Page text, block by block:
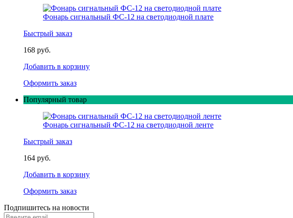
Фонарь сигнальный ФС-12 на светодиодной плате
Быстрый заказ
168 руб.
Добавить в корзину
Оформить заказ
Популярный товар
Фонарь сигнальный ФС-12 на светодиодной ленте
Быстрый заказ
164 руб.
Добавить в корзину
Оформить заказ
Подпишитесь на новости